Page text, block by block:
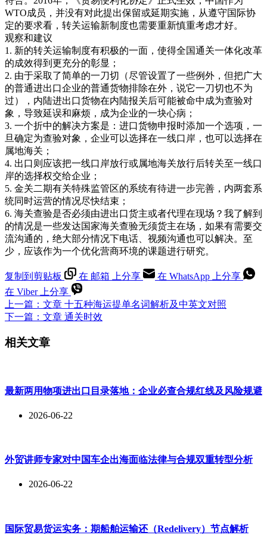
WTO成员，并没有对此提出保留或延期实施，从遵守国际协
定的要求看，转关运输新制度也需要重新慎重考虑才好。
观察和建议
1. 新的转关运输制度有积极的一面，使得全国通关一体化改革
的成效得到更充分的彰显；
2. 由于采取了简单的一刀切（尽管设置了一些例外，但把广大
的普通进出口企业的普通货物排除在外，说它一刀切也不为
过），内陆进出口货物在内陆报关后可能被命中成为查验对
象，导致延误和麻烦，成为企业的一块心病；
3. 一个折中的解决方案是：进口货物申报时添加一个选项，一
旦确定为查验对象，企业可以选择在一线口岸，也可以选择在
属地海关；
4. 出口则应该把一线口岸放行或属地海关放行后转关至一线口
岸的选择权交给企业；
5. 金关二期有关特殊监管区的系统有待进一步完善，内两套系
统同时运营的情况尽快结束；
6. 海关查验是否必须由进出口货主或者代理在现场？我了解到
的情况是一些发达国家海关查验无须货主在场，如果有需要交
流沟通的，绝大部分情况下电话、视频沟通也可以解决。至
少，应该作为一个优化营商环境的课题进行研究。
复制到剪贴板 在 邮箱 上分享
在 WhatsApp 上分享
在 Viber 上分享
上一篇： 文章 十五种海运提单名词解析及中英文对照
下一篇： 文章 通关时效
相关文章
最新两用物项进出口目录落地：企业必查合规红线及风险规避
2026-06-22
外贸讲师专家对中国车企出海面临法律与合规双重转型分析
2026-06-22
国际贸易货运实务：期船舶运输还（Redelivery）节点解析